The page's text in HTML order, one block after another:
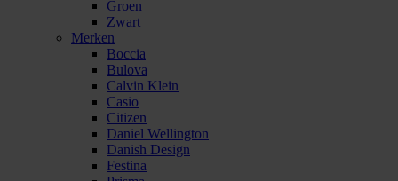
Groen
Zwart
Merken
Boccia
Bulova
Calvin Klein
Casio
Citizen
Daniel Wellington
Danish Design
Festina